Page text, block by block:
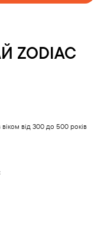
ZODIAC
від 300 до 500 років